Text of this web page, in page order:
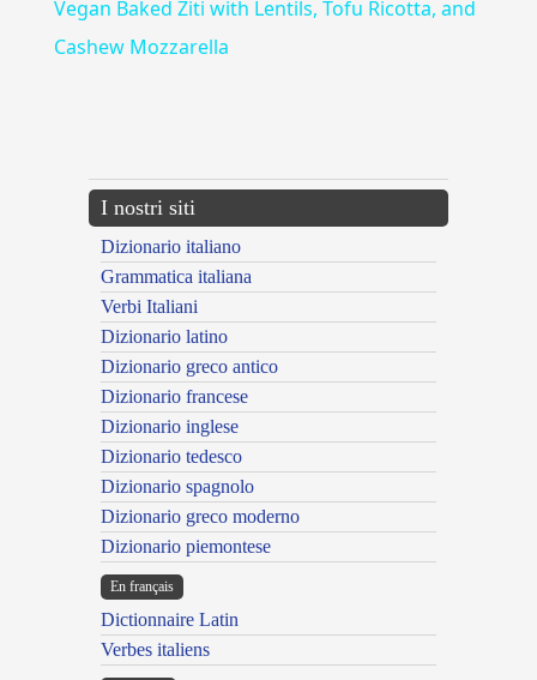
Vegan Baked Ziti with Lentils, Tofu Ricotta, and
Cashew Mozzarella
I nostri siti
Dizionario italiano
Grammatica italiana
Verbi Italiani
Dizionario latino
Dizionario greco antico
Dizionario francese
Dizionario inglese
Dizionario tedesco
Dizionario spagnolo
Dizionario greco moderno
Dizionario piemontese
En français
Dictionnaire Latin
Verbes italiens